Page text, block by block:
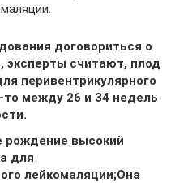
договориться о
эксперты считают, плод
перивентрикулярного
то между 26 и 34 недель
высокий
для
лейкомаляции;Она